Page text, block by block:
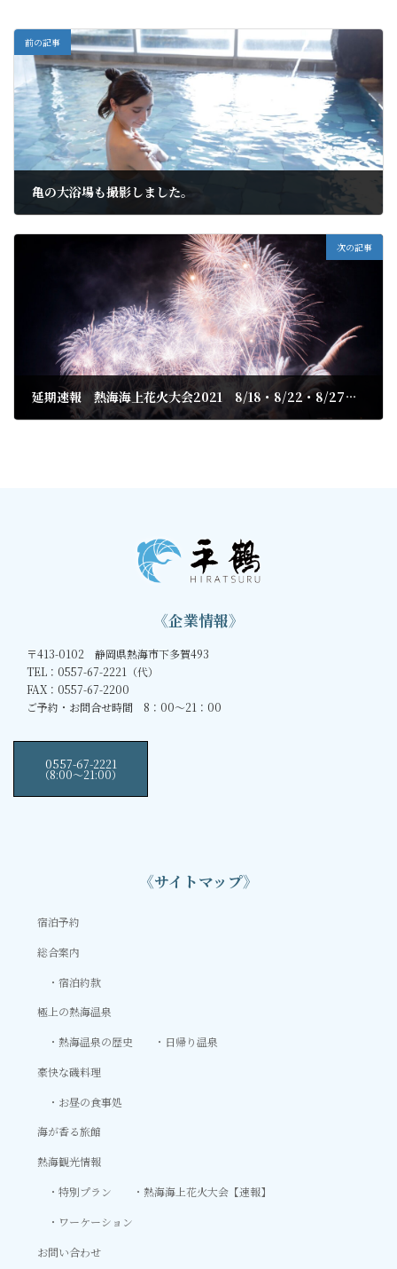
前の記事
亀の大浴場も撮影しました。
次の記事
延期速報 熱海海上花火大会2021 8/18・8/22・8/27は延期
《企業情報》
〒413-0102 静岡県熱海市下多賀493
TEL：0557-67-2221（代）
FAX：0557-67-2200
ご予約・お問合せ時間 8：00～21：00
0557-67-2221
（8:00〜21:00）
《サイトマップ》
宿泊予約
総合案内
宿泊約款
極上の熱海温泉
熱海温泉の歴史
日帰り温泉
豪快な磯料理
お昼の食事処
海が香る旅館
熱海観光情報
特別プラン
熱海海上花火大会【速報】
ワーケーション
お問い合わせ